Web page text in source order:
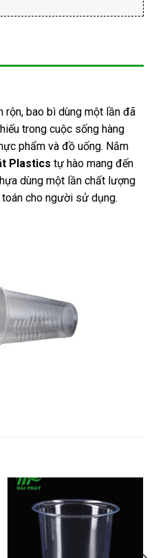
rộn, bao bì dùng một lần đã
trong cuộc sống hàng
phẩm và đồ uống. Nắm
Plastics tự hào mang đến
dùng một lần chất lượng
cho người sử dụng.